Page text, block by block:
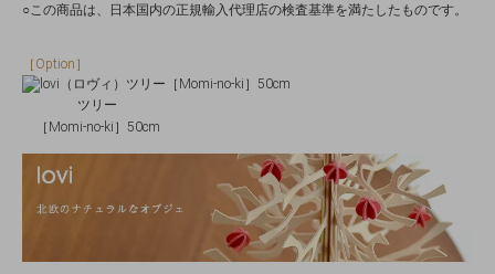
○この商品は、日本国内の正規輸入代理店の検査基準を満たしたものです。
［Option］
ツリー
［Momi-no-ki］50cm